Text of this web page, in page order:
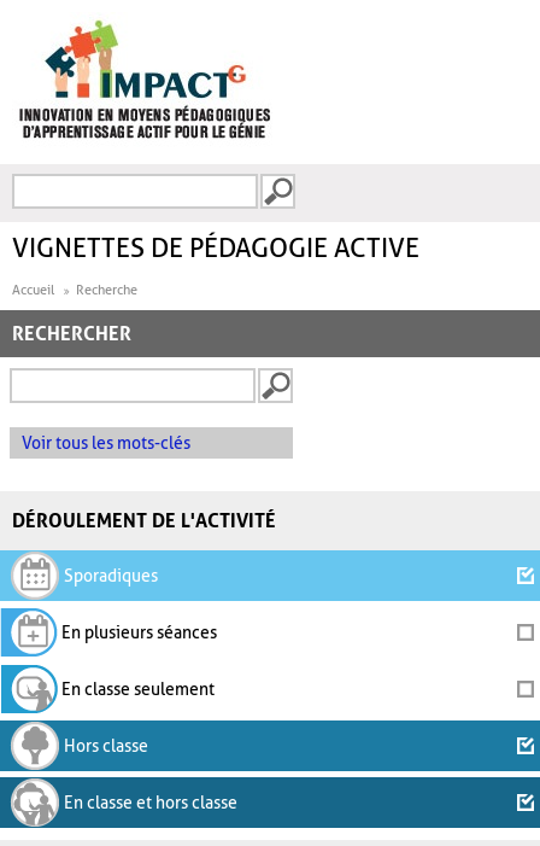
FORMULAIRE DE
VIGNETTES DE PÉDAGOGIE ACTIVE
Accueil Recherche
RECHERCHER
Voir tous les mots-clés
DÉROULEMENT DE L'ACTIVITÉ
Sporadiques
En plusieurs séances
En classe seulement
Hors classe
En classe et hors classe